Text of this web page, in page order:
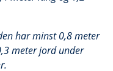
har minst 0,8 meter
meter jord under